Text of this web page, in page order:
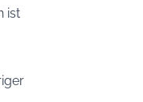
ist